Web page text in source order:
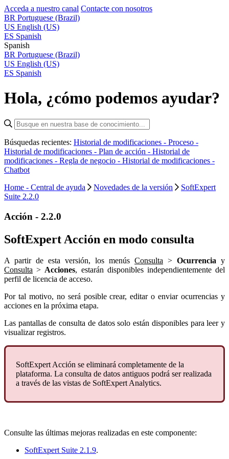
Acceda a nuestro canal Contacte con nosotros
BR Portuguese (Brazil)
US English (US)
ES Spanish
Spanish
BR Portuguese (Brazil)
US English (US)
ES Spanish
Hola, ¿cómo podemos ayudar?
Búsquedas recientes: Historial de modificaciones - Proceso -
Historial de modificaciones - Plan de acción - Historial de
modificaciones - Regla de negocio - Historial de modificaciones -
Chatbot
Home - Central de ayuda
Novedades de la versión
SoftExpert
Suite 2.2.0
Acción - 2.2.0
SoftExpert Acción en modo consulta
A partir de esta versión, los menús Consulta > Ocurrencia y
Consulta >Acciones, estarán disponibles independientemente del
perfil de licencia de acceso.
Por tal motivo, no será posible crear, editar o enviar ocurrencias y
acciones en la próxima etapa.
Las pantallas de consulta de datos solo están disponibles para leer y
visualizar registros.
SoftExpert Acción se eliminará completamente de la
plataforma. La consulta de datos antiguos podrá ser realizada
a través de las vistas de SoftExpert Analytics.
Consulte las últimas mejoras realizadas en este componente:
SoftExpert Suite 2.1.9.